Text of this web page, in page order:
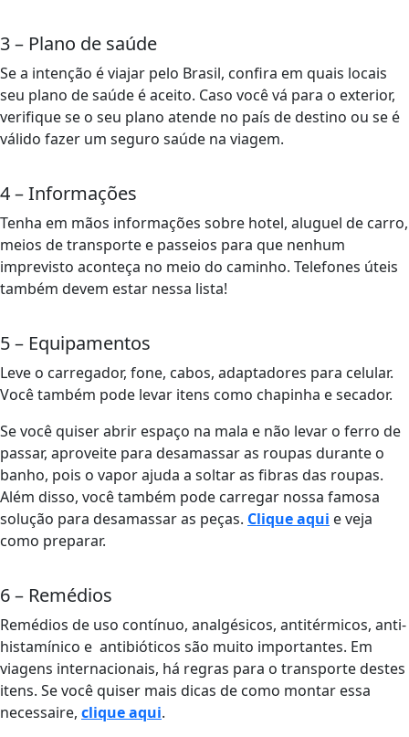
3 – Plano de saúde
Se a intenção é viajar pelo Brasil, confira em quais locais
seu plano de saúde é aceito. Caso você vá para o exterior,
verifique se o seu plano atende no país de destino ou se é
válido fazer um seguro saúde na viagem.
4 – Informações
Tenha em mãos informações sobre hotel, aluguel de carro,
meios de transporte e passeios para que nenhum
imprevisto aconteça no meio do caminho. Telefones úteis
também devem estar nessa lista!
5 – Equipamentos
Leve o carregador, fone, cabos, adaptadores para celular.
Você também pode levar itens como chapinha e secador.
Se você quiser abrir espaço na mala e não levar o ferro de
passar, aproveite para desamassar as roupas durante o
banho, pois o vapor ajuda a soltar as fibras das roupas.
Além disso, você também pode carregar nossa famosa
solução para desamassar as peças. Clique aqui e veja
como preparar.
6 – Remédios
Remédios de uso contínuo, analgésicos, antitérmicos, anti-
histamínico e antibióticos são muito importantes. Em
viagens internacionais, há regras para o transporte destes
itens. Se você quiser mais dicas de como montar essa
necessaire, clique aqui.